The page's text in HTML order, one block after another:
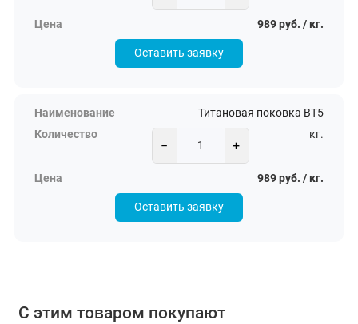
989 руб. / кг.
Оставить заявку
Титановая поковка ВТ5
− +
кг.
989 руб. / кг.
Оставить заявку
С этим товаром покупают